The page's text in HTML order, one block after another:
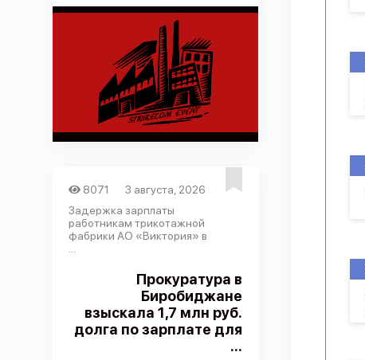
8071
3 августа, 2026
Задержка зарплаты
работникам трикотажной
фабрики АО «Виктория» в
Прокуратура в
Биробиджане
взыскала 1,7 млн руб.
долга по зарплате для
...